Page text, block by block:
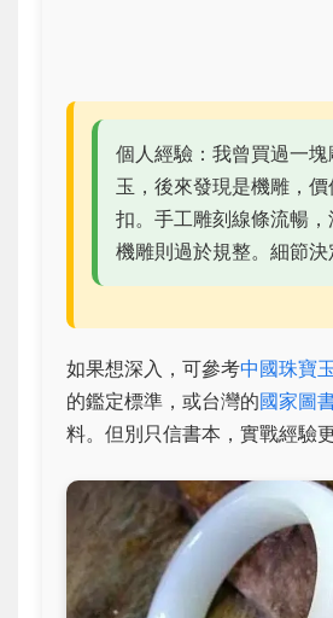
個人經驗：我曾買過一
玉，後來發現是機雕，
扣。手工雕刻線條流暢，
機雕則過於規整。細節決
如果想深入，可參考中國珠寶
的鑑定標準，或台灣的國家圖
料。但別只信書本，實戰經驗更